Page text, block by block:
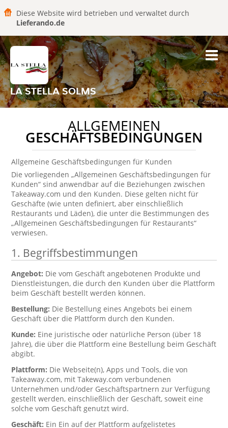
Diese Website wird betrieben und verwaltet durch
Lieferando.de
LA STELLA SOLMS
ALLGEMEINEN
GESCHÄFTSBEDINGUNGEN
Allgemeine Geschäftsbedingungen für Kunden
Die vorliegenden „Allgemeinen Geschäftsbedingungen für
Kunden“ sind anwendbar auf die Beziehungen zwischen
Takeaway.com und den Kunden. Diese gelten nicht für
Geschäfte (wie unten definiert, aber einschließlich
Restaurants und Läden), die unter die Bestimmungen des
„Allgemeinen Geschäftsbedingungen für Restaurants“
verwiesen.
1. Begriffsbestimmungen
Angebot: Die vom Geschäft angebotenen Produkte und
Dienstleistungen, die durch den Kunden über die Plattform
beim Geschäft bestellt werden können.
Bestellung: Die Bestellung eines Angebots bei einem
Geschäft über die Plattform durch den Kunden.
Kunde: Eine juristische oder natürliche Person (über 18
Jahre), die über die Plattform eine Bestellung beim Geschäft
abgibt.
Plattform: Die Webseite(n), Apps und Tools, die von
Takeaway.com, mit Takeway.com verbundenen
Unternehmen und/oder Geschäftspartnern zur Verfügung
gestellt werden, einschließlich der Geschäft, soweit eine
solche vom Geschäft genutzt wird.
Geschäft: Ein Ein auf der Plattform aufgelistetes